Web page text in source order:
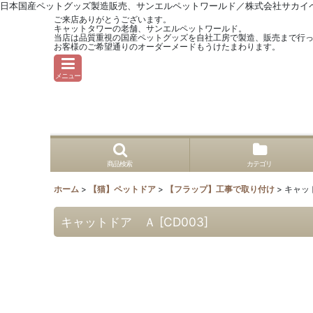
日本国産ペットグッズ製造販売、サンエルペットワールド／株式会社サカイ
ご来店ありがとうございます。
キャットタワーの老舗、サンエルペットワールド。
当店は品質重視の国産ペットグッズを自社工房で製造、販売まで行
お客様のご希望通りのオーダーメードもうけたまわります。
メニュー
商品検索 カテゴリ
ホーム > 【猫】ペットドア > 【フラップ】工事で取り付け > キャ
キャットドア Ａ [CD003]